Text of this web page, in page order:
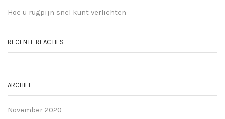
Hoe u rugpijn snel kunt verlichten
RECENTE REACTIES
ARCHIEF
November 2020